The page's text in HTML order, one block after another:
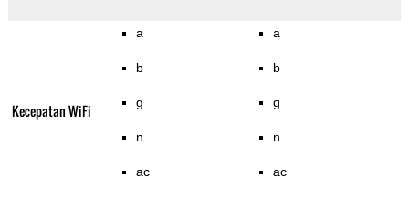
Kecepatan WiFi
a
b
g
n
ac
a
b
g
n
ac